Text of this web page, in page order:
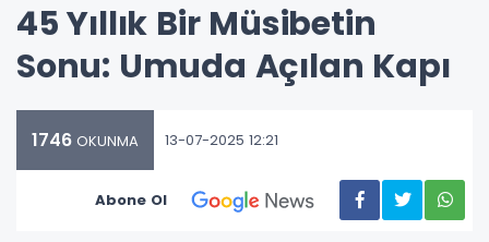
45 Yıllık Bir Müsibetin
Sonu: Umuda Açılan Kapı
1746 OKUNMA 13-07-2025 12:21
Abone Ol